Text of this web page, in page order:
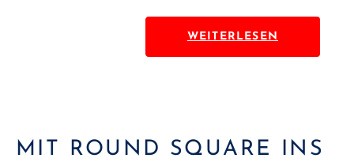
WEITERLESEN
MIT ROUND SQUARE INS